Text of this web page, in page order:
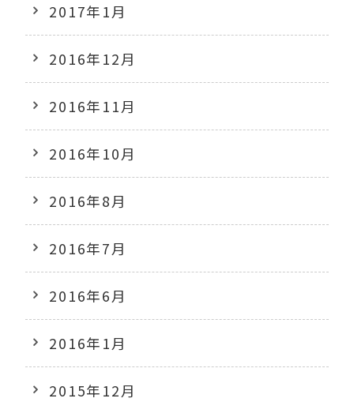
2017年1月
2016年12月
2016年11月
2016年10月
2016年8月
2016年7月
2016年6月
2016年1月
2015年12月